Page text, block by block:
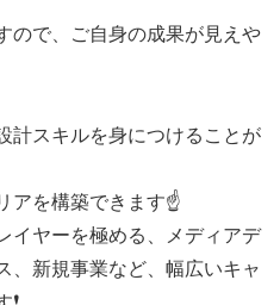
ので、ご自身の成果が見えや
計スキルを身につけることが
アを構築できます☝
イヤーを極める、メディアデ
、新規事業など、幅広いキャ